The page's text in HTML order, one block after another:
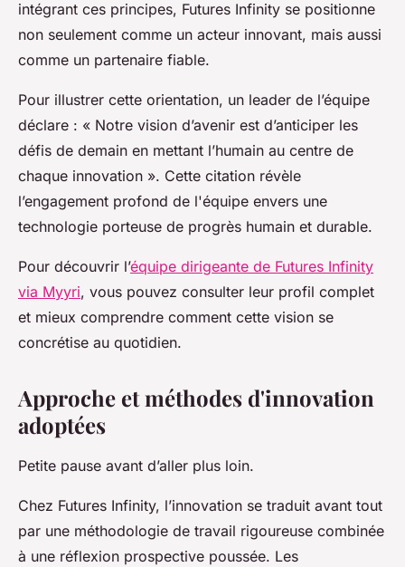
intégrant ces principes, Futures Infinity se positionne
non seulement comme un acteur innovant, mais aussi
comme un partenaire fiable.
Pour illustrer cette orientation, un leader de l’équipe
déclare : « Notre vision d’avenir est d’anticiper les
défis de demain en mettant l’humain au centre de
chaque innovation ». Cette citation révèle
l’engagement profond de l'équipe envers une
technologie porteuse de progrès humain et durable.
Pour découvrir l’équipe dirigeante de Futures Infinity
via Myyri, vous pouvez consulter leur profil complet
et mieux comprendre comment cette vision se
concrétise au quotidien.
Approche et méthodes d'innovation
adoptées
Petite pause avant d’aller plus loin.
Chez Futures Infinity, l’innovation se traduit avant tout
par une méthodologie de travail rigoureuse combinée
à une réflexion prospective poussée. Les